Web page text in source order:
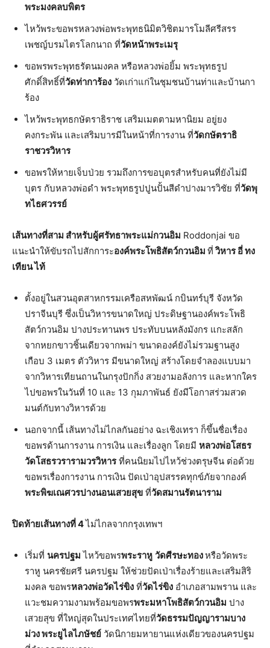
พระมงคลบพิตร
ไหว้พระขอพรหลวงพ่อพระพุทธนิมิตวิชิตมารโมลีศรีสรร
เพชญ์บรมไตรโลกนาถ ที่วัดหน้าพระเมรุ
ขอพรพระพุทธรัตนมงคล หรือหลวงพ่อยิ้ม พระพุทธรูป
ศักดิ์สิทธิ์ที่วัดท่าการ้อง วัดเก่าแก่ในชุมชนบ้านท่าและบ้านกา
ร้อง
ไหว้พระพุทธกษัตราธิราช เสริมเมตตามหานิยม อยู่ยง
คงกระพัน และเสริมบารมีในหน้าที่การงาน ที่วัดกษัตราธิ
ราชวรวิหาร
ขอพรให้หายเจ็บป่วย รวมถึงการขอบุตรสำหรับคนที่ยังไม่มี
บุตร กับหลวงพ่อดำ พระพุทธรูปปูนปั้นสีดำปางมารวิชัย ที่วัดพุ
ทไธศวรรย์
เส้นทางที่สาม สำหรับผู้ศรัทธาพระแม่กวนอิม Roddonjai ขอ
แนะนำให้ขับรถไปสักการะองค์พระโพธิสัตว์กวนอิม ที่วิหาร อี่ ทง
เทียน ไท้
ตั้งอยู่ในสวนอุตสาหกรรมเครือสหพัฒน์ กบินทร์บุรี จังหวัด
ปราจีนบุรี ซึ่งเป็นวิหารขนาดใหญ่ ประดิษฐานองค์พระโพธิ
สัตว์กวนอิม ปางประทานพร ประทับบนหลังมังกร แกะสลัก
จากหยกขาวชิ้นเดียวจากพม่า ขนาดองค์ยังไม่รวมฐานสูง
เกือบ 3 เมตร ตัววิหาร มีขนาดใหญ่ สร้างโดยจำลองแบบมา
จากวิหารเทียนถานในกรุงปักกิ่ง สวยงามอลังการ และหากใคร
ไปขอพรในวันที่ 10 และ 13 กุมภาพันธ์ ยังมีโอกาสร่วมสวด
มนต์กับทางวิหารด้วย
นอกจากนี้ เส้นทางไม่ไกลกันอย่าง ฉะเชิงเทรา ก็ขึ้นชื่อเรื่อง
ขอพรด้านการงาน การเงิน และเรื่องลูก โดยมี หลวงพ่อโสธร
วัดโสธรวรารามวรวิหารที่คนนิยมไปไหว้ช่วงตรุษจีน ต่อด้วย
ขอพรเรื่องการงาน การเงิน ปัดเป่าอุปสรรคทุกข์ภัยจากองค์
พระพิฆเณศวรปางนอนเสวยสุข ที่วัดสมานรัตนาราม
ปิดท้ายเส้นทางที่4ไม่ไกลจากกรุงเทพฯ
เริ่มที่ นครปฐม ไหว้ขอพรพระราหู วัดศีรษะทองหรือวัดพระ
ราหู นครชัยศรี นครปฐม ให้ช่วยปัดเป่าเรื่องร้ายและเสริมสิริ
มงคล ขอพรหลวงพ่อวัดไร่ขิง ที่วัดไร่ขิง อำเภอสามพราน และ
แวะชมความงามพร้อมขอพรพระมหาโพธิสัตว์กวนอิม ปาง
เสวยสุข ที่ใหญ่สุดในประเทศไทยที่วัดธรรมปัญญารามบาง
ม่วง พระยูไลไภษัชย์ วัดนิกายมหายานแห่งเดียวของนครปฐม